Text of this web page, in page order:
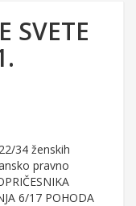
SVETE
34 ženskih
pravno
6/17 POHODA